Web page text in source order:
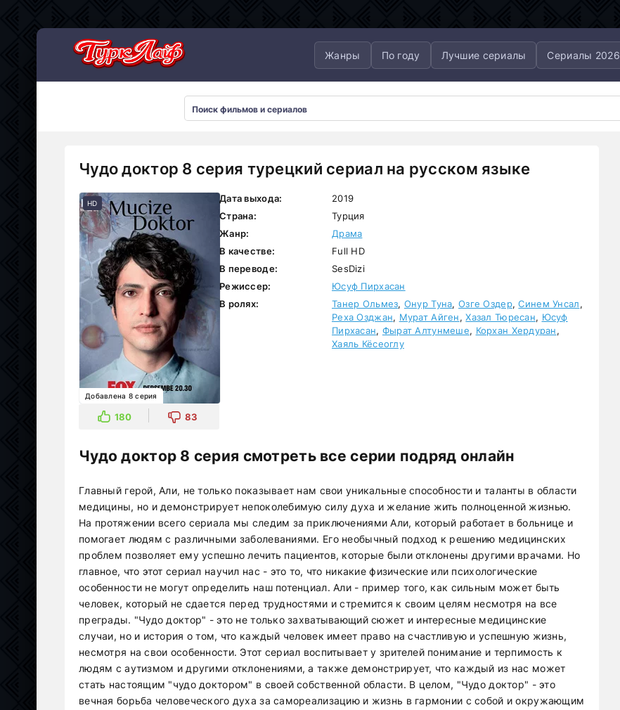
Жанры По году Лучшие сериалы Сериалы 2026
Чудо доктор 8 серия турецкий сериал на русском языке
HD
Добавлена 8 серия
180 83
Дата выхода:
2019
Страна:
Турция
Жанр:
Драма
В качестве:
Full HD
В переводе:
SesDizi
Режиссер:
Юсуф Пирхасан
В ролях:
Танер Ольмез, Онур Туна,Озге Оздер,Синем Унсал,
Реха Озджан, Мурат Айген,Хазал Тюресан, Юсуф
Пирхасан, Фырат Алтунмеше, Корхан Хердуран,
Хаяль Кёсеоглу
Чудо доктор 8 серия смотреть все серии подряд онлайн
Главный герой, Али, не только показывает нам свои уникальные способности и таланты в области
медицины, но и демонстрирует непоколебимую силу духа и желание жить полноценной жизнью.
На протяжении всего сериала мы следим за приключениями Али, который работает в больнице и
помогает людям с различными заболеваниями. Его необычный подход к решению медицинских
проблем позволяет ему успешно лечить пациентов, которые были отклонены другими врачами. Но
главное, что этот сериал научил нас - это то, что никакие физические или психологические
особенности не могут определить наш потенциал. Али - пример того, как сильным может быть
человек, который не сдается перед трудностями и стремится к своим целям несмотря на все
преграды. "Чудо доктор" - это не только захватывающий сюжет и интересные медицинские
случаи, но и история о том, что каждый человек имеет право на счастливую и успешную жизнь,
несмотря на свои особенности. Этот сериал воспитывает у зрителей понимание и терпимость к
людям с аутизмом и другими отклонениями, а также демонстрирует, что каждый из нас может
стать настоящим "чудо доктором" в своей собственной области. В целом, "Чудо доктор" - это
вечная борьба человеческого духа за самореализацию и жизнь в гармонии с собой и окружающим
Сериалы 2026